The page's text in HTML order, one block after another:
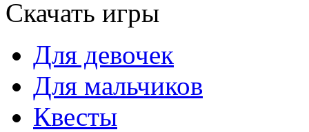
Скачать игры
Для девочек
Для мальчиков
Квесты